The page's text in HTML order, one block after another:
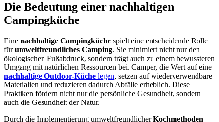
Die Bedeutung einer nachhaltigen
Campingküche
Eine nachhaltige Campingküche spielt eine entscheidende Rolle
fürumweltfreundliches Camping. Sie minimiert nicht nur den
ökologischen Fußabdruck, sondern trägt auch zu einem bewussteren
Umgang mit natürlichen Ressourcen bei. Camper, die Wert auf eine
nachhaltige Outdoor-Küche legen, setzen auf wiederverwendbare
Materialien und reduzieren dadurch Abfälle erheblich. Diese
Praktiken fördern nicht nur die persönliche Gesundheit, sondern
auch die Gesundheit der Natur.
Durch die Implementierung umweltfreundlicherKochmethoden